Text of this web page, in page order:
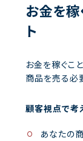
お金を
ト
お金を稼ぐこ
商品を売る必
顧客視点で考
あなたの